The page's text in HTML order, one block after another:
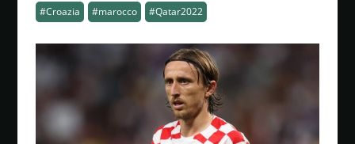
#Croazia #marocco #Qatar2022